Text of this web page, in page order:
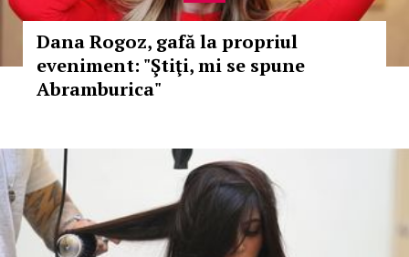
Dana Rogoz, gafă la propriul
eveniment: "Ştiţi, mi se spune
Abramburica"